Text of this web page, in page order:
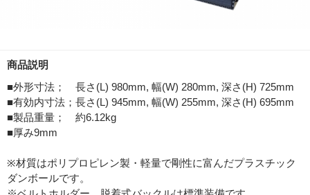
商品説明
■外形寸法； 長さ(L) 980mm, 幅(W) 280mm, 深さ(H) 725mm
■有効内寸法；長さ(L) 945mm, 幅(W) 255mm, 深さ(H) 695mm
■製品重量； 約6.12kg
■厚み9mm
※材質はポリプロピレン製・軽量で剛性に富んだプラスチック
ダンボールです。